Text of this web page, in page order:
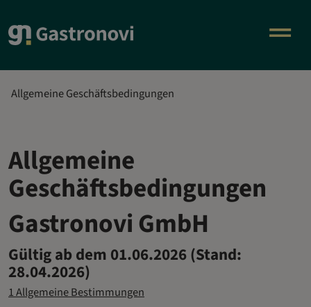
Allgemeine Geschäftsbedingungen
Allgemeine
Geschäftsbedingungen
Gastronovi GmbH
Gültig ab dem 01.06.2026 (Stand:
28.04.2026)
1 Allgemeine Bestimmungen